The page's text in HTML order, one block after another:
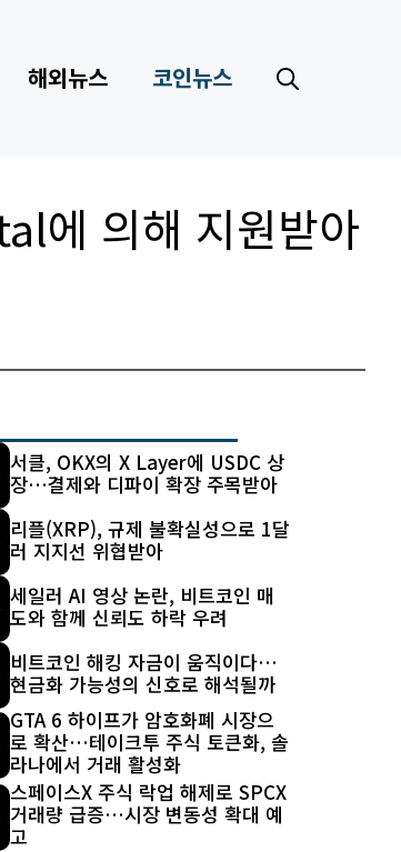
해외뉴스 코인뉴스
에 의해 지원받아
서클, OKX의 X Layer에 USDC 상
장…결제와 디파이 확장 주목받아
리플(XRP), 규제 불확실성으로 1달
러 지지선 위협받아
세일러 AI 영상 논란, 비트코인 매
도와 함께 신뢰도 하락 우려
비트코인 해킹 자금이 움직이다…
현금화 가능성의 신호로 해석될까
GTA 6 하이프가 암호화폐 시장으
로 확산…테이크투 주식 토큰화, 솔
라나에서 거래 활성화
스페이스X 주식 락업 해제로 SPCX
거래량 급증…시장 변동성 확대 예
고